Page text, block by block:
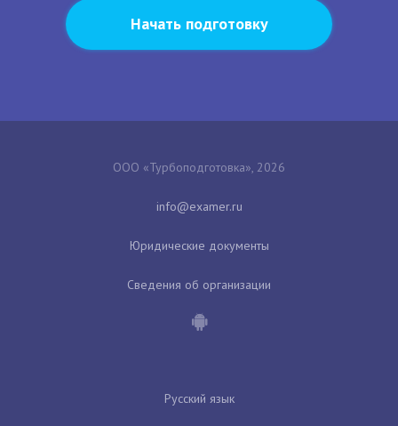
Начать подготовку
ООО «Турбоподготовка», 2026
Юридические документы
Сведения об организации
Русский язык